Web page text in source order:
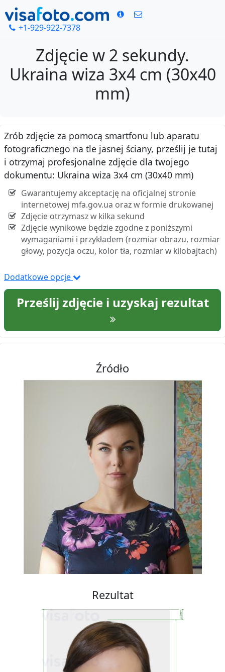
+1-929-922-7378
Zdjęcie w 2 sekundy.
Ukraina wiza 3x4 cm (30x40
mm)
Zrób zdjęcie za pomocą smartfonu lub aparatu
fotograficznego na tle jasnej ściany, prześlij je tutaj
i otrzymaj profesjonalne zdjęcie dla twojego
dokumentu: Ukraina wiza 3x4 cm (30x40 mm)
Gwarantujemy akceptację na oficjalnej stronie
internetowej mfa.gov.ua oraz w formie drukowanej
Zdjęcie otrzymasz w kilka sekund
Zdjęcie wynikowe będzie zgodne z poniższymi
wymaganiami i przykładem (rozmiar obrazu, rozmiar
głowy, pozycja oczu, kolor tła, rozmiar w kilobajtach)
Dodatkowe opcje
Prześlij zdjęcie i uzyskaj rezultat
Źródło
Rezultat